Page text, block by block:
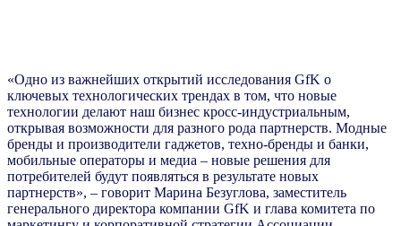
«Одно из важнейших открытий исследования GfK о
ключевых технологических трендах в том, что новые
технологии делают наш бизнес кросс-индустриальным,
открывая возможности для разного рода партнерств. Модные
бренды и производители гаджетов, техно-бренды и банки,
мобильные операторы и медиа – новые решения для
потребителей будут появляться в результате новых
партнерств», – говорит Марина Безуглова, заместитель
генерального директора компании GfK и глава комитета по